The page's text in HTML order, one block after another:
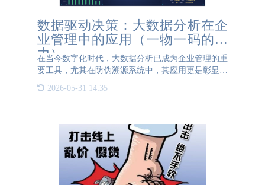
数据驱动决策：大数据分析在企
业管理中的应用（一物一码的魅
力）
在当今数字化时代，大数据分析已成为企业管理的重
要工具，尤其在防伪溯源系统中，其应用更是彰显了
网、大数据和云计算等先进技术，通过为每件产品赋
2026-05-31 14:35